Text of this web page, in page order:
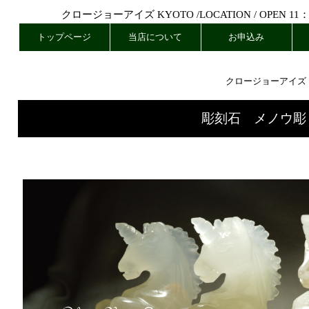
クロージョーアイズ KYOTO /LOCATION / OPEN 11
トップページ 当店について お申込み
クロージョーアイ
彫刻石 メノウ彫